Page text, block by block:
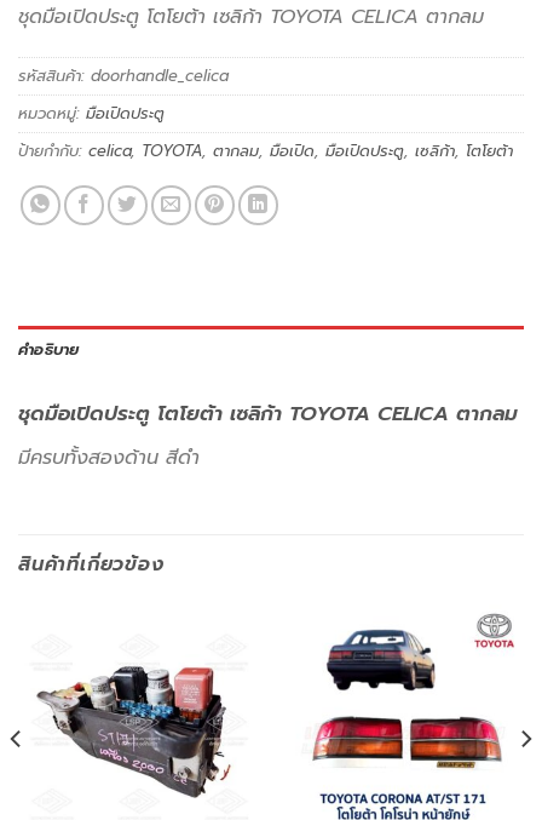
ชุดมือเปิดประตู โตโยต้า เซลิก้า TOYOTA CELICA ตากลม
รหัสสินค้า: doorhandle_celica
หมวดหมู่: มือเปิดประตู
ป้ายกำกับ: celica, TOYOTA, ตากลม, มือเปิด, มือเปิดประตู, เซลิก้า, โตโยต้า
คำอธิบาย
ชุดมือเปิดประตู โตโยต้า เซลิก้า TOYOTA CELICA ตากลม
มีครบทั้งสองด้าน สีดำ
สินค้าที่เกี่ยวข้อง